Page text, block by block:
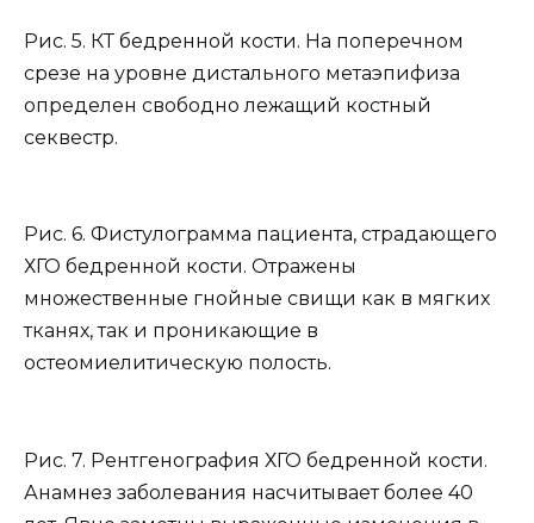
Рис. 5. КТ бедренной кости. На поперечном
срезе на уровне дистального метаэпифиза
определен свободно лежащий костный
секвестр.
Рис. 6. Фистулограмма пациента, страдающего
ХГО бедренной кости. Отражены
множественные гнойные свищи как в мягких
тканях, так и проникающие в
остеомиелитическую полость.
Рис. 7. Рентгенография ХГО бедренной кости.
Анамнез заболевания насчитывает более 40